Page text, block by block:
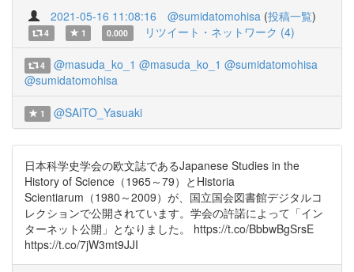
2021-05-16 11:08:16 @sumidatomohisa (投稿一覧)
4 1 0.000 リツイート・ネットワーク (4)
4 @masuda_ko_1 @masuda_ko_1 @sumidatomohisa
@sumidatomohisa
1 @SAITO_Yasuaki
日本科学史学会の欧文誌であるJapanese Studies in the
History of Science（1965～79）とHistoria
Scientiarum（1980～2009）が、国立国会図書館デジタルコ
レクションで公開されています。学会の許諾によって「イン
ターネット公開」となりました。 https://t.co/BbbwBgSrsE
https://t.co/7jW3mt9JJI